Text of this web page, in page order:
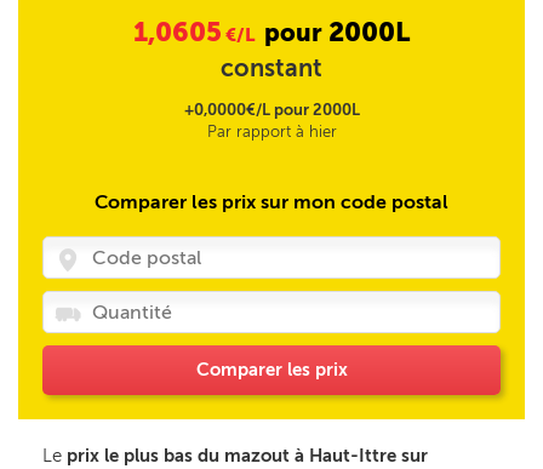
1,0605 €/L pour 2000L
constant
+0,0000€/L pour 2000L
Par rapport à hier
Comparer les prix sur mon code postal
Comparer les prix
Le prix le plus bas du mazout à Haut-Ittre sur